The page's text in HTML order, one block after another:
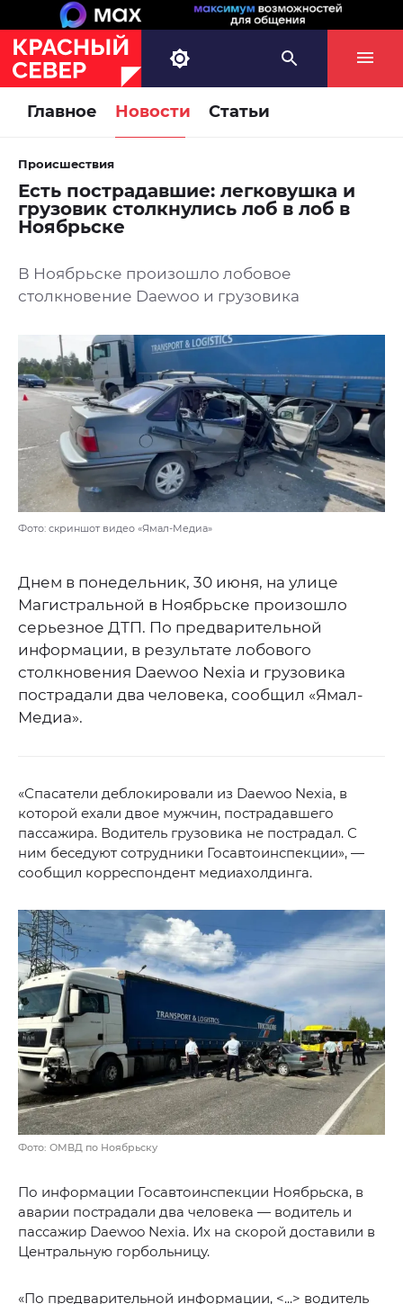
Главное Новости Статьи
Происшествия
Есть пострадавшие: легковушка и
грузовик столкнулись лоб в лоб в
Ноябрьске
В Ноябрьске произошло лобовое
столкновение Daewoo и грузовика
Фото: скриншот видео «Ямал-Медиа»
Днем в понедельник, 30 июня, на улице
Магистральной в Ноябрьске произошло
серьезное ДТП. По предварительной
информации, в результате лобового
столкновения Daewoo Nexia и грузовика
пострадали два человека, сообщил «Ямал-
Медиа».
«Спасатели деблокировали из Daewoo Nexia, в
которой ехали двое мужчин, пострадавшего
пассажира. Водитель грузовика не пострадал. С
ним беседуют сотрудники Госавтоинспекции», —
сообщил корреспондент медиахолдинга.
Фото: ОМВД по Ноябрьску
По информации Госавтоинспекции Ноябрьска, в
аварии пострадали два человека — водитель и
пассажир Daewoo Nexia. Их на скорой доставили в
Центральную горбольницу.
«По предварительной информации, <...> водитель